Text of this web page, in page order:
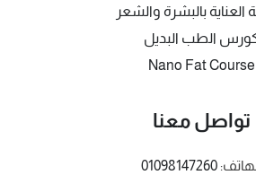
العناية بالبشرة والشعر
الطب البديل
Nano Fat Course
تواصل معنا
01098147260